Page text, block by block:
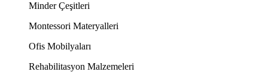
Minder Çeşitleri
Montessori Materyalleri
Ofis Mobilyaları
Rehabilitasyon Malzemeleri